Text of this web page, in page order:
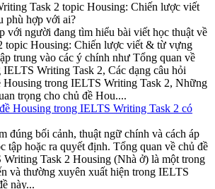
Task 2 topic Housing: Chiến lược viết
phù hợp với ai?
với người đang tìm hiểu bài viết học thuật về
topic Housing: Chiến lược viết & từ vựng
trung vào các ý chính như Tổng quan về
Writing Task 2, Các dạng câu hỏi
Housing trong IELTS Writing Task 2, Những
trọng cho chủ đề Hou....
Housing trong IELTS Writing Task 2 có
đúng bối cảnh, thuật ngữ chính và cách áp
tập hoặc ra quyết định. Tổng quan về chủ đề
Task 2 Housing (Nhà ở) là một trong
và thường xuyên xuất hiện trong IELTS
này...